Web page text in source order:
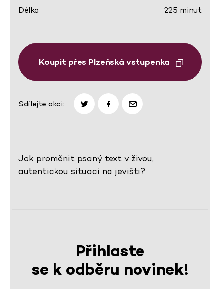
Délka 225 minut
Koupit přes Plzeňská vstupenka
Sdílejte akci:
Jak proměnit psaný text v živou,
autentickou situaci na jevišti?
Přihlaste
se k odběru novinek!